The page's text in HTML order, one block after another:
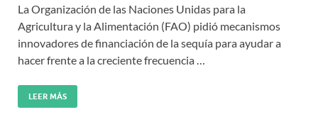
La Organización de las Naciones Unidas para la
Agricultura y la Alimentación (FAO) pidió mecanismos
innovadores de financiación de la sequía para ayudar a
hacer frente a la creciente frecuencia …
LEER MÁS